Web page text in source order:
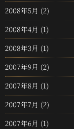
2008年5月 (2)
2008年4月 (1)
2008年3月 (1)
2007年9月 (2)
2007年8月 (1)
2007年7月 (2)
2007年6月 (1)